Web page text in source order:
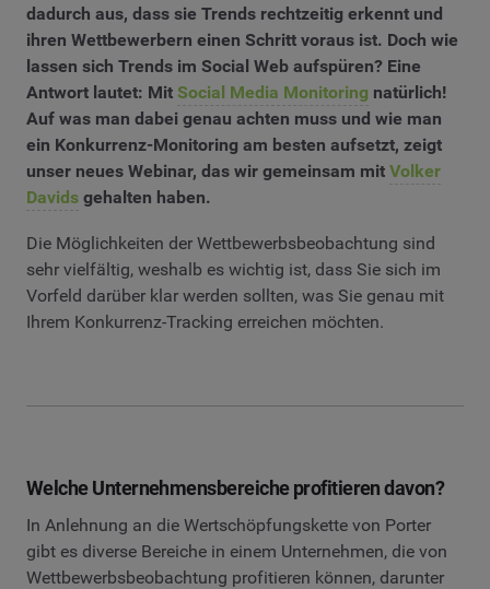
dadurch aus, dass sie Trends rechtzeitig erkennt und
ihren Wettbewerbern einen Schritt voraus ist. Doch wie
lassen sich Trends im Social Web aufspüren? Eine
Antwort lautet: Mit Social Media Monitoring natürlich!
Auf was man dabei genau achten muss und wie man
ein Konkurrenz-Monitoring am besten aufsetzt, zeigt
unser neues Webinar, das wir gemeinsam mit Volker
Davids gehalten haben.
Die Möglichkeiten der Wettbewerbsbeobachtung sind
sehr vielfältig, weshalb es wichtig ist, dass Sie sich im
Vorfeld darüber klar werden sollten, was Sie genau mit
Ihrem Konkurrenz-Tracking erreichen möchten.
Welche Unternehmensbereiche profitieren davon?
In Anlehnung an die Wertschöpfungskette von Porter
gibt es diverse Bereiche in einem Unternehmen, die von
Wettbewerbsbeobachtung profitieren können, darunter